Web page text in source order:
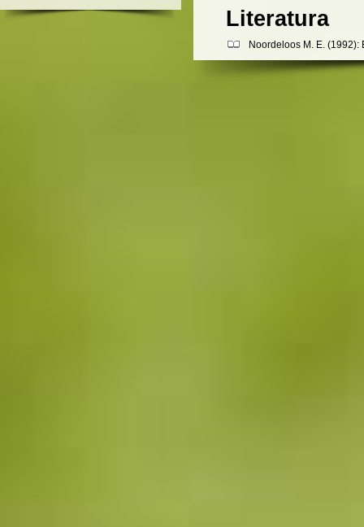
Literatura
Noordeloos M. E. (1992):